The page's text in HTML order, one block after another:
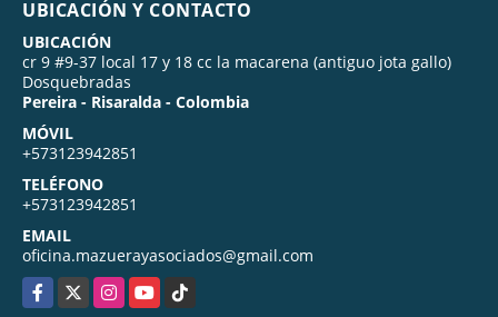
UBICACIÓN Y CONTACTO
UBICACIÓN
cr 9 #9-37 local 17 y 18 cc la macarena (antiguo jota gallo)
Dosquebradas
Pereira - Risaralda - Colombia
MÓVIL
+573123942851
TELÉFONO
+573123942851
EMAIL
oficina.mazuerayasociados@gmail.com
Facebook
X InstagramYouTubeTikTok